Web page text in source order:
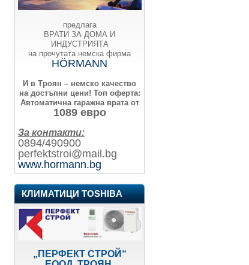
предлага
ВРАТИ ЗА ДОМА И
ИНДУСТРИЯТА
на прочутата немска фирма
HÖRMANN
И в Троян – немско качество
на достъпни цени! Топ оферта:
Автоматична гаражна врата от
1089 евро
За контакти:
0894/490900
perfektstroi@mail.bg
www.hormann.bg
КЛИМАТИЦИ TOSHIBA
„ПЕРФЕКТ СТРОЙ“